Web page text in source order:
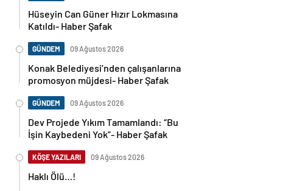
Hüseyin Can Güner Hızır Lokmasına
Katıldı- Haber Şafak
GÜNDEM 09 Ağustos 2026
Konak Belediyesi’nden çalışanlarına
promosyon müjdesi- Haber Şafak
GÜNDEM 09 Ağustos 2026
Dev Projede Yıkım Tamamlandı: “Bu
İşin Kaybedeni Yok”- Haber Şafak
KÖŞE YAZILARI 09 Ağustos 2026
Haklı Ölü…!